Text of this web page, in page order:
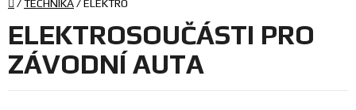
TECHNIKA
VYBAVENÍ
/TECHNIKA/ELEKTRO
ELEKTROSOUČÁSTI PRO
ZÁVODNÍ AUTA